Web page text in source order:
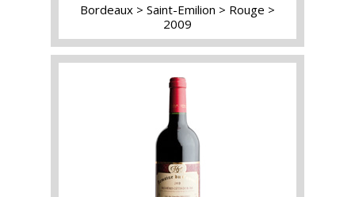
Bordeaux Saint-Emilion
Rouge
2009